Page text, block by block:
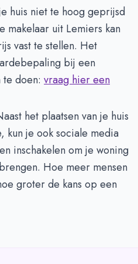
huis niet te hoog geprijsd
makelaar uit Lemiers kan
vast te stellen. Het
bij een
te doen: vraag hier een
het plaatsen van je huis
kun je ook sociale media
inschakelen om je woning
Hoe meer mensen
groter de kans op een